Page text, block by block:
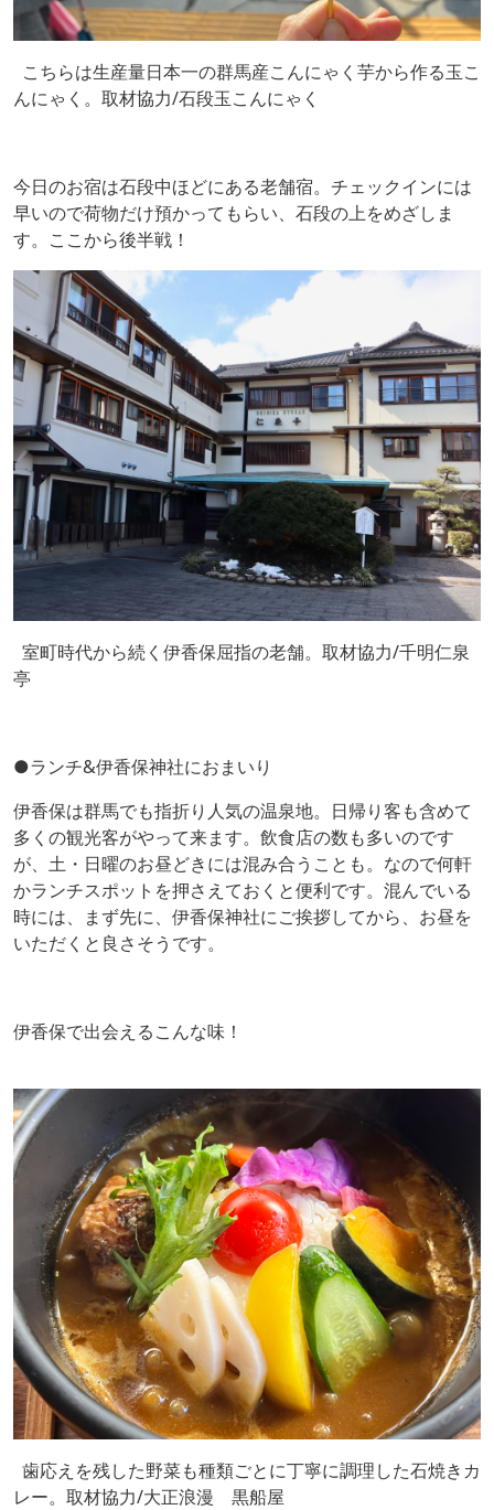
こちらは生産量日本一の群馬産こんにゃく芋から作る玉こ
んにゃく。取材協力/石段玉こんにゃく
今日のお宿は石段中ほどにある老舗宿。チェックインには
早いので荷物だけ預かってもらい、石段の上をめざしま
す。ここから後半戦！
室町時代から続く伊香保屈指の老舗。取材協力/千明仁泉
亭
●ランチ&伊香保神社におまいり
伊香保は群馬でも指折り人気の温泉地。日帰り客も含めて
多くの観光客がやって来ます。飲食店の数も多いのです
が、土・日曜のお昼どきには混み合うことも。なので何軒
かランチスポットを押さえておくと便利です。混んでいる
時には、まず先に、伊香保神社にご挨拶してから、お昼を
いただくと良さそうです。
伊香保で出会えるこんな味！
歯応えを残した野菜も種類ごとに丁寧に調理した石焼きカ
レー。取材協力/大正浪漫 黒船屋